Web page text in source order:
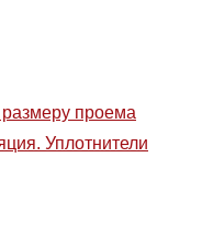
проема
Уплотнители